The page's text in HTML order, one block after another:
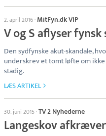
2. april 2016· MitFyn.dk VIP
V og S aflyser
Den sydfynske akut-skandale,
underskrev et tomt løfte om
stadig.
LÆS ARTIKEL
30. juni 2015·TV 2 Nyhederne
Langeskov